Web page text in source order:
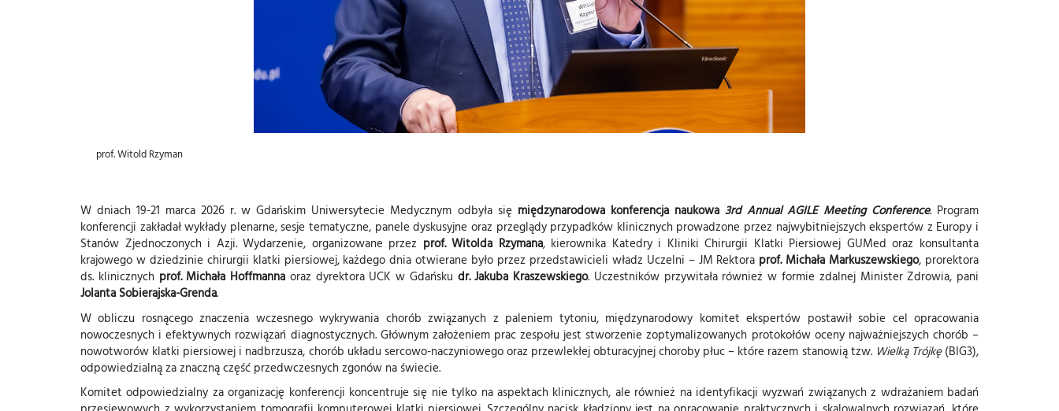
prof. Witold Rzyman
W dniach 19-21 marca 2026 r. w Gdańskim Uniwersytecie Medycznym odbyła się międzynarodowa konferencja naukowa 3rd Annual AGILE Meeting Conference. Program
konferencji zakładał wykłady plenarne, sesje tematyczne, panele dyskusyjne oraz przeglądy przypadków klinicznych prowadzone przez najwybitniejszych ekspertów z Europy i
Stanów Zjednoczonych i Azji. Wydarzenie, organizowane przez prof. Witolda Rzymana, kierownika Katedry i Kliniki Chirurgii Klatki Piersiowej GUMed oraz konsultanta
krajowego w dziedzinie chirurgii klatki piersiowej, każdego dnia otwierane było przez przedstawicieli władz Uczelni – JM Rektora prof. Michała Markuszewskiego, prorektora
ds. klinicznych prof. Michała Hoffmanna oraz dyrektora UCK w Gdańsku dr. Jakuba Kraszewskiego. Uczestników przywitała również w formie zdalnej Minister Zdrowia, pani
Jolanta Sobierajska-Grenda.
W obliczu rosnącego znaczenia wczesnego wykrywania chorób związanych z paleniem tytoniu, międzynarodowy komitet ekspertów postawił sobie cel opracowania
nowoczesnych i efektywnych rozwiązań diagnostycznych. Głównym założeniem prac zespołu jest stworzenie zoptymalizowanych protokołów oceny najważniejszych chorób –
nowotworów klatki piersiowej i nadbrzusza, chorób układu sercowo-naczyniowego oraz przewlekłej obturacyjnej choroby płuc – które razem stanowią tzw. Wielką Trójkę(BIG3),
odpowiedzialną za znaczną część przedwczesnych zgonów na świecie.
Komitet odpowiedzialny za organizację konferencji koncentruje się nie tylko na aspektach klinicznych, ale również na identyfikacji wyzwań związanych z wdrażaniem badań